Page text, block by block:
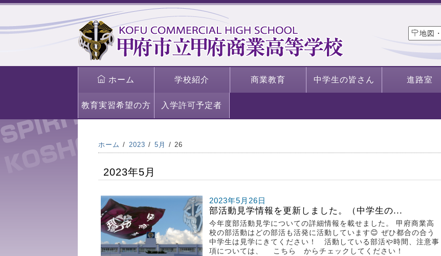
地図
ホーム 学校紹介 商業教育 中学生の皆さん 進路室
教育実習希望の方 入学許可予定者
ホーム 2023 5月 26
2023年5月
2023年5月26日
部活動見学情報を更新しました。（中学生の...
今年度部活動見学についての詳細情報を載せました。 甲府商業高
校の部活動はどの部活も活発に活動しています😊 ぜひ都合の合う
中学生は見学にきてください！ 活動している部活や時間、注意事
項については、 こちら からチェックしてください！